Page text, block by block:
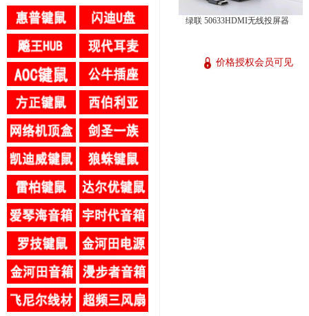
绿联 50633HDMI无线投屏器
价格授权会员可见